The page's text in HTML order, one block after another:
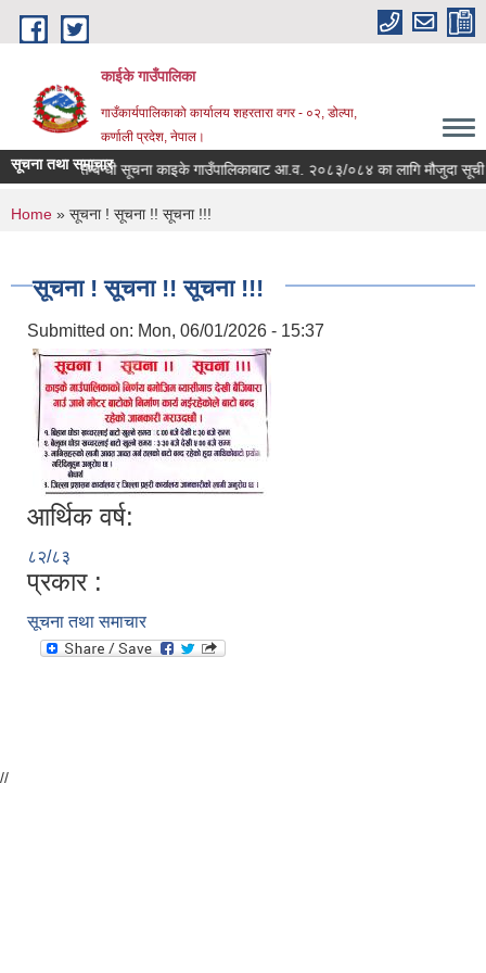
Skip to main content
काईके गाउँपालिका
गाउँकार्यपालिकाको कार्यालय शहरतारा वगर - ०२, डोल्पा,
कर्णाली प्रदेश, नेपाल।
सूचना तथा समाचार
सूची दर्ता सम्बन्धी सूचना काइके गाउँपालिकाबाट आ.व. २०८३/०८४ का लागि मौजुदा सूची
You are here
Home » सूचना ! सूचना !! सूचना !!!
सूचना ! सूचना !! सूचना !!!
Submitted on: Mon, 06/01/2026 - 15:37
आर्थिक वर्ष:
८२/८३
प्रकार :
सूचना तथा समाचार
//